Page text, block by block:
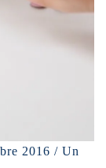
2016 / Un